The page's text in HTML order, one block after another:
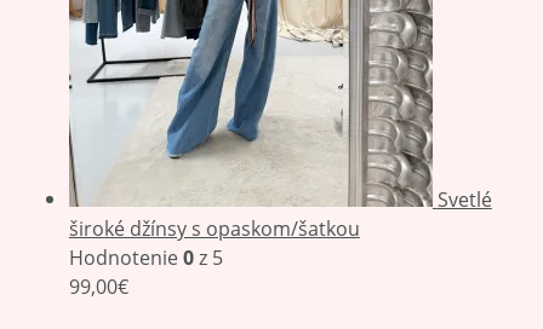
Svetlé
široké džínsy s opaskom/šatkou
Hodnotenie0z 5
99,00€